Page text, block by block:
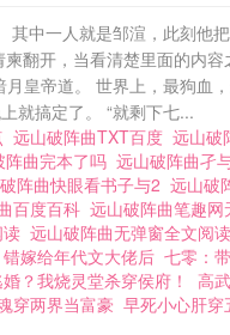
其中一人就是邹渲，此刻
翻开，当看清楚里面的内
皇帝道。 世界上，最狗
就搞定了。 “就剩下七...
远山破阵曲TXT百度 远山破
阵曲完本了吗 远山破阵曲孑
阵曲快眼看书子与2 远山破
百度百科 远山破阵曲笔趣网
远山破阵曲无弹窗全文阅读
错嫁给年代文大佬后 七零：
？我烧灵堂杀穿侯府！ 高
穿两界当富豪 早死小心肝穿